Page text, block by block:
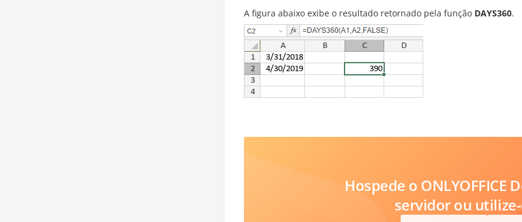
A figura abaixo exibe o resultado retornado pela função DAYS360.
Hospede o ONLYOFFICE
servidor ou